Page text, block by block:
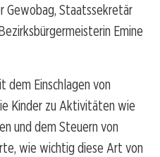
Gewobag, Staatssekretär
Emine
dem Einschlagen von
Kinder zu Aktivitäten wie
und dem Steuern von
wie wichtig diese Art von